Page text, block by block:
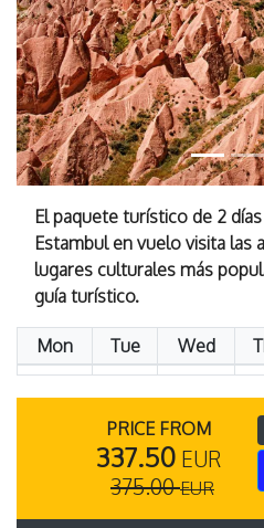
El paquete turístico de 2
Estambul en vuelo visita las
lugares culturales más
guía turístico.
Mon Tue Wed
PRICE FROM
337.50 EUR
375.00EUR